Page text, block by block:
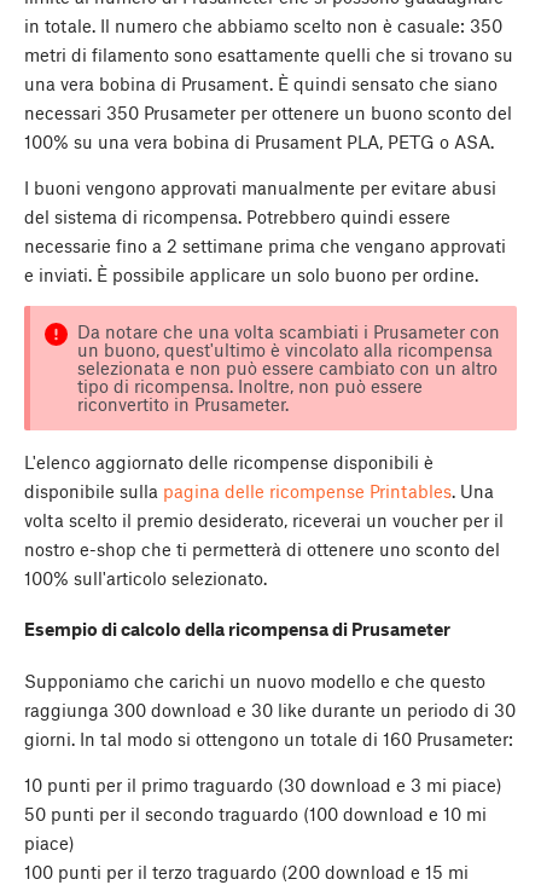
in totale. Il numero che abbiamo scelto non è casuale: 350
metri di filamento sono esattamente quelli che si trovano su
una vera bobina di Prusament. È quindi sensato che siano
necessari 350 Prusameter per ottenere un buono sconto del
100% su una vera bobina di Prusament PLA, PETG o ASA.
I buoni vengono approvati manualmente per evitare abusi
del sistema di ricompensa. Potrebbero quindi essere
necessarie fino a 2 settimane prima che vengano approvati
e inviati. È possibile applicare un solo buono per ordine.
Da notare che una volta scambiati i Prusameter con
un buono, quest'ultimo è vincolato alla ricompensa
selezionata e non può essere cambiato con un altro
tipo di ricompensa. Inoltre, non può essere
riconvertito in Prusameter.
L'elenco aggiornato delle ricompense disponibili è
disponibile sulla pagina delle ricompense Printables. Una
volta scelto il premio desiderato, riceverai un voucher per il
nostro e-shop che ti permetterà di ottenere uno sconto del
100% sull'articolo selezionato.
Esempio di calcolo della ricompensa di Prusameter
Supponiamo che carichi un nuovo modello e che questo
raggiunga 300 download e 30 like durante un periodo di 30
giorni. In tal modo si ottengono un totale di 160 Prusameter:
10 punti per il primo traguardo (30 download e 3 mi piace)
50 punti per il secondo traguardo (100 download e 10 mi
piace)
100 punti per il terzo traguardo (200 download e 15 mi